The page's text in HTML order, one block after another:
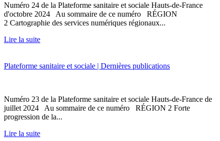
Numéro 24 de la Plateforme sanitaire et sociale Hauts-de-France
d'octobre 2024 Au sommaire de ce numéro RÉGION
2 Cartographie des services numériques régionaux...
Lire la suite
Plateforme sanitaire et sociale | Dernières publications
Numéro 23 de la Plateforme sanitaire et sociale Hauts-de-France de
juillet 2024 Au sommaire de ce numéro RÉGION 2 Forte
progression de la...
Lire la suite